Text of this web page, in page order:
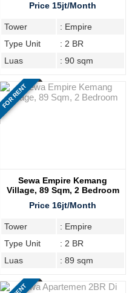
Price 15jt/Month
Tower
: Empire
Type Unit
: 2 BR
Luas
: 90 sqm
FOR RENT
Sewa Empire Kemang
Village, 89 Sqm, 2 Bedroom
Price 16jt/Month
Tower
: Empire
Type Unit
: 2 BR
Luas
: 89 sqm